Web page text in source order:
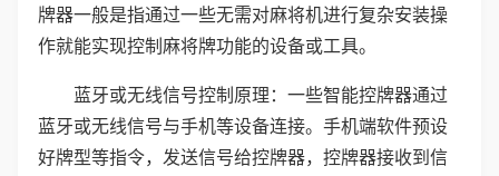
牌器一般是指通过一些无需对麻将机进行复杂安装操
作就能实现控制麻将牌功能的设备或工具。
蓝牙或无线信号控制原理：一些智能控牌器通过
蓝牙或无线信号与手机等设备连接。手机端软件预设
好牌型等指令，发送信号给控牌器，控牌器接收到信